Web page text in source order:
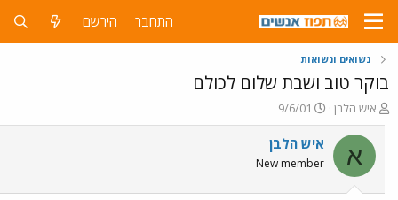
התחבר הירשם
נשואים ונשואות
בוקר טוב ושבת שלום לכולם
פ
ו
ת
ח
ה
איש הלבן
פ
ו
ר
ס
ם
9/6/01
א איש הלבן
New member